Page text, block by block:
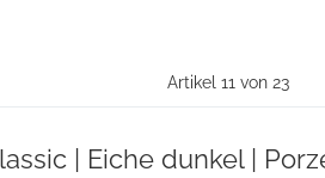
Artikel 11 von 23
| Eiche dunkel |